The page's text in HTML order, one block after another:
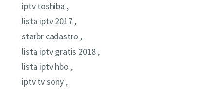
iptv toshiba ,
lista iptv 2017 ,
starbr cadastro ,
lista iptv gratis 2018 ,
lista iptv hbo ,
iptv tv sony ,